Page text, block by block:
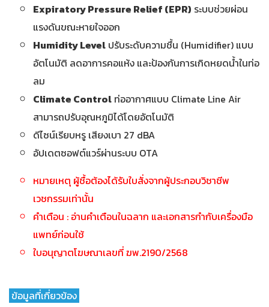
Expiratory Pressure Relief (EPR) ระบบช่วยผ่อน
แรงดันขณะหายใจออก
Humidity Level ปรับระดับความชื้น (Humidifier) แบบ
อัตโนมัติ ลดอาการคอแห้ง และป้องกันการเกิดหยดน้ำในท่อ
ลม
Climate Control ท่ออากาศแบบ Climate Line Air
สามารถปรับอุณหภูมิได้โดยอัตโนมัติ
ดีไซน์เรียบหรู เสียงเบา 27 dBA
อัปเดตซอฟต์แวร์ผ่านระบบ OTA
หมายเหตุ ผู้ชื้อต้องได้รับใบสั่งจากผู้ประกอบวิชาชีพ
เวชกรรมเท่านั้น
คำเตือน : อ่านคำเตือนในฉลาก และเอกสารกำกับเครื่องมือ
แพทย์ก่อนใช้
ใบอนุญาตโฆษณาเลขที่ ฆพ.2190/2568
ข้อมูลที่เกี่ยวข้อง